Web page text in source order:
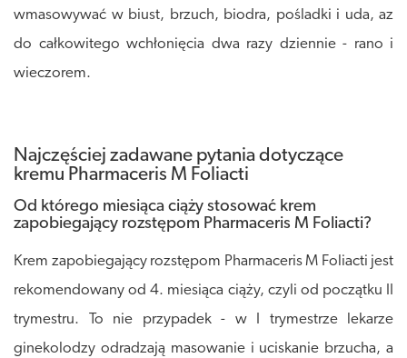
wmasowywać w biust, brzuch, biodra, pośladki i uda, az
do całkowitego wchłonięcia dwa razy dziennie - rano i
wieczorem.
Najczęściej zadawane pytania dotyczące
kremu Pharmaceris M Foliacti
Od którego miesiąca ciąży stosować krem
zapobiegający rozstępom Pharmaceris M Foliacti?
Krem zapobiegający rozstępom Pharmaceris M Foliacti jest
rekomendowany od 4. miesiąca ciąży, czyli od początku II
trymestru. To nie przypadek - w I trymestrze lekarze
ginekolodzy odradzają masowanie i uciskanie brzucha, a